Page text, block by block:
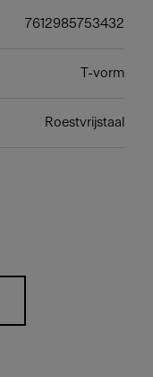
7612985753432
T-vorm
Roestvrijstaal